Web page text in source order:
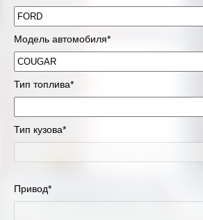
Модель автомобиля*
Тип топлива*
Тип кузова*
Привод*